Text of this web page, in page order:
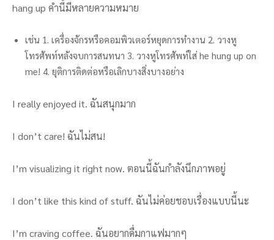
hang up คำนี้มีหลายความหมาย
เช่น 1. เครื่องจักรหรือคอมพิวเตอร์หยุดการทำงาน 2. วางหู
โทรศัพท์หลังจบการสนทนา 3. วางหูโทรศัพท์ใส่ he hung up on
me! 4. ยุติการติดต่อหรือเลิกบางสิ่งบางอย่าง
I really enjoyed it. ฉันสนุกมาก
I don’t care! ฉันไม่สน!
I’m visualizing it right now. ตอนนี้ฉันกำลังนึกภาพอยู่
I don’t like this kind of stuff. ฉันไม่ค่อยชอบเรื่องแบบนี้นะ
I’m craving coffee. ฉันอยากดื่มกาแฟมากๆ